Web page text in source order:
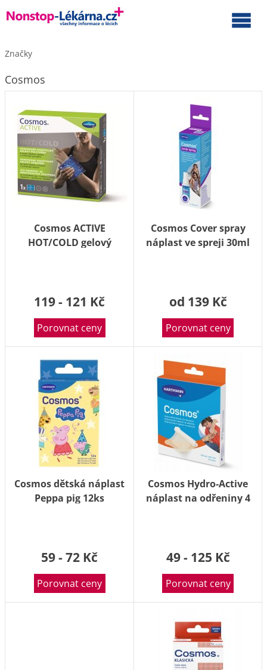
Značky
Cosmos
Cosmos ACTIVE
HOT/COLD gelový
119 - 121 Kč
Porovnat ceny
Cosmos Cover spray
náplast ve spreji 30ml
od 139 Kč
Porovnat ceny
Cosmos dětská náplast
Peppa pig 12ks
59 - 72 Kč
Porovnat ceny
Cosmos Hydro-Active
náplast na odřeniny 4
49 - 125 Kč
Porovnat ceny